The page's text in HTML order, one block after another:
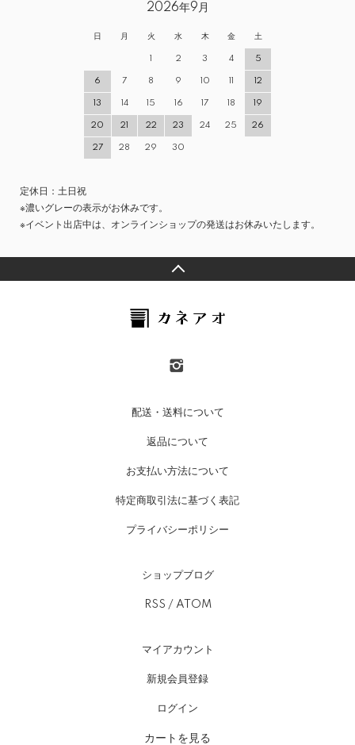
2026年9月
日 月 火 水 木 金 土
1 2 3 4 5
6 7 8 9 10 11 12
13 14 15 16 17 18 19
20 21 22 23 24 25 26
27 28 29 30
定休日：土日祝
※濃いグレーの表示がお休みです。
※イベント出店中は、オンラインショップの発送はお休みいたします。
配送・送料について
返品について
お支払い方法について
特定商取引法に基づく表記
プライバシーポリシー
ショップブログ
RSS / ATOM
マイアカウント
新規会員登録
ログイン
カートを見る